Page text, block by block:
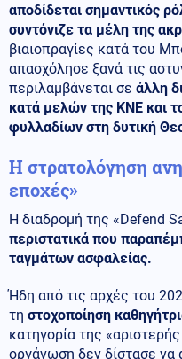
αποδίδεται σημαντικός
συντόνιζε τα μέλη της
βιαιοπραγίες κατά του
απασχόλησε ξανά τις
περιλαμβάνεται σε άλλη
κατά μελών της ΚΝΕ και
φυλλαδίων στη δυτική
Η στρατολόγηση
εποχές»
Η διαδρομή της «Defend
περιστατικά που
ταγμάτων ασφαλείας.
Ήδη από τις αρχές του
τη στοχοποίηση
κατηγορία της
οργάνωση δεν δίστασε να